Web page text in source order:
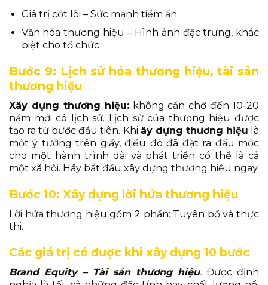
Giá trị cốt lõi – Sức mạnh tiềm ẩn
Văn hóa thương hiệu – Hình ảnh đặc trưng, khác
biệt cho tổ chức
Bước 9: Lịch sử hóa thương hiệu, tài sản
thương hiệu
Xây dựng thương hiệu:không cần chờ đến 10-20
năm mới có lịch sử. Lịch sử của thương hiệu được
tạo ra từ bước đầu tiên. Khi ây dựng thương hiệu là
một ý tưởng trên giấy, điều đó đã đặt ra đấu mốc
cho một hành trình dài và phát triển có thể là cả
một xã hội. Hãy bắt đầu xây dựng thương hiệu ngay.
Bước 10: Xây dựng lời hứa thương hiệu
Lời hứa thương hiệu gồm 2 phần: Tuyên bố và thực
thi.
Các giá trị có được khi xây dựng 10 bước
Brand Equity – Tài sản thương hiệu:Được định